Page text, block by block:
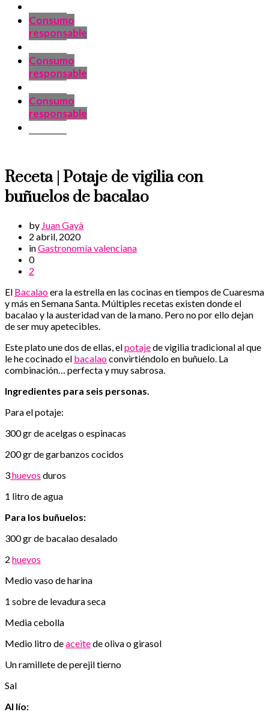
Consumo
responsable
Consumo
responsable
Consumo
responsable
Receta | Potaje de vigilia con
buñuelos de bacalao
by Juan Gayà
2 abril, 2020
inGastronomía valenciana
0
2
El Bacalaoera la estrella en las cocinas en tiempos de Cuaresma
y más en Semana Santa. Múltiples recetas existen donde el
bacalao y la austeridad van de la mano. Pero no por ello dejan
de ser muy apetecibles.
Este plato une dos de ellas, elpotajede vigilia tradicional al que
le he cocinado el bacalaoconvirtiéndolo en buñuelo. La
combinación… perfecta y muy sabrosa.
Ingredientes para seis personas.
Para el potaje:
300 gr de acelgas o espinacas
200 gr de garbanzos cocidos
3huevos duros
1 litro de agua
Para los buñuelos:
300 gr de bacalao desalado
2 huevos
Medio vaso de harina
1 sobre de levadura seca
Media cebolla
Medio litro deaceitede oliva o girasol
Un ramillete de perejil tierno
Sal
Al lío: